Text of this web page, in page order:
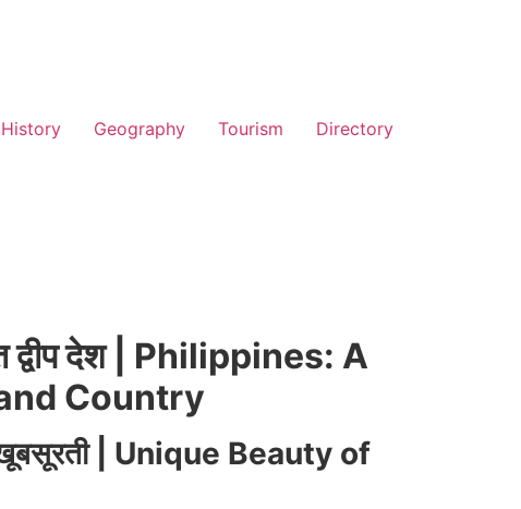
History Geography Tourism Directory
द्वीप देश | Philippines: A
Country
खूबसूरती | Unique Beauty of